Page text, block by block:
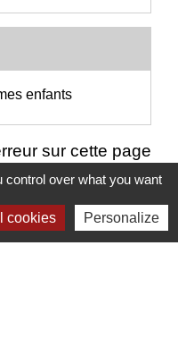
enfants
sur cette page
over what you want
cookies Personalize